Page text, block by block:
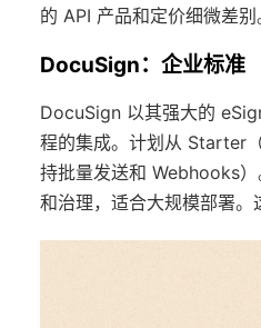
的 API 产品和定价细微差别
DocuSign：企业标准
DocuSign 以其强大的
程的集成。计划从 Starter
持批量发送和 Webhooks
和治理，适合大规模部署。